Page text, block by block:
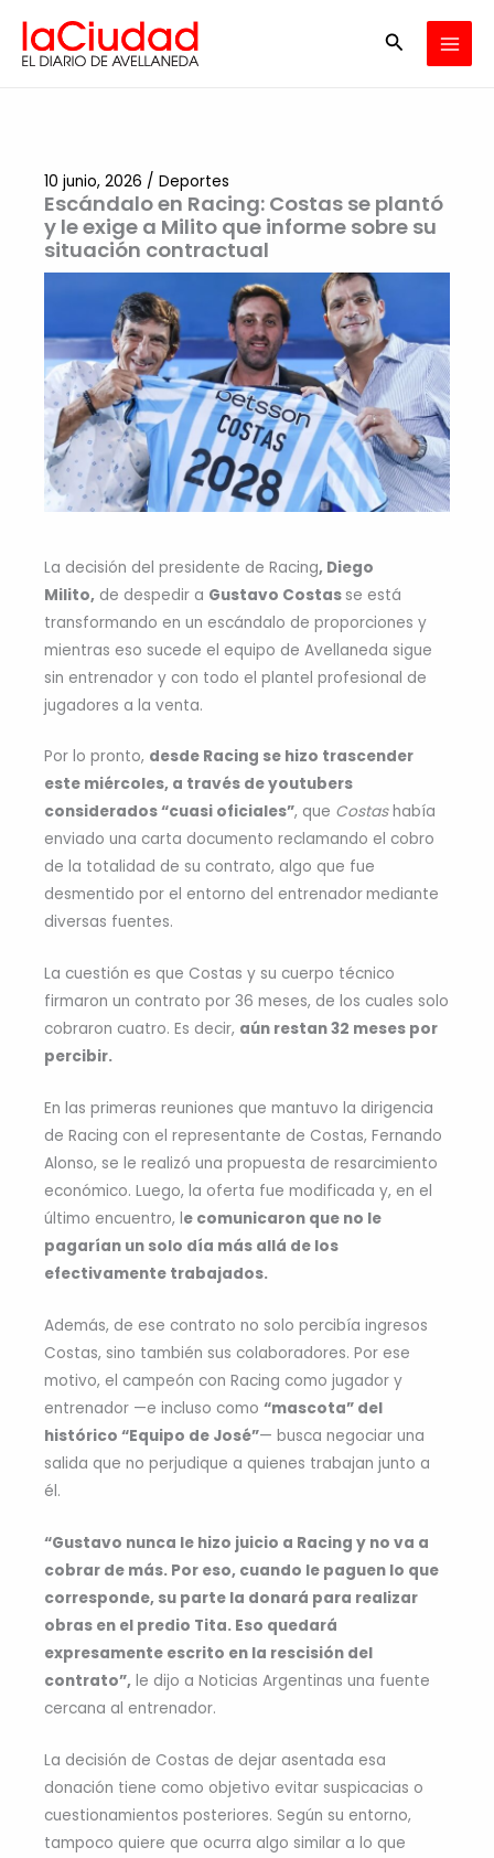
contenido
Buscar
Escándalo en Racing: Costas se plantó
y le exige a Milito que informe sobre su
situación contractual
10 junio, 2026 / Deportes
La decisión del presidente de Racing, Diego
Milito, de despedir a Gustavo Costas se está
transformando en un escándalo de proporciones y
mientras eso sucede el equipo de Avellaneda sigue
sin entrenador y con todo el plantel profesional de
jugadores a la venta.
Por lo pronto, desde Racing se hizo trascender
este miércoles, a través de youtubers
considerados “cuasi oficiales”, que Costashabía
enviado una carta documento reclamando el cobro
de la totalidad de su contrato, algo que fue
desmentido por el entorno del entrenadormediante
diversas fuentes.
La cuestión es que Costas y su cuerpo técnico
firmaron un contrato por 36 meses, de los cuales solo
cobraron cuatro. Es decir, aún restan 32 meses por
percibir.
En las primeras reuniones que mantuvo la dirigencia
de Racing con el representante de Costas, Fernando
Alonso, se le realizó una propuesta de resarcimiento
económico. Luego, la oferta fue modificada y, en el
último encuentro, le comunicaron que no le
pagarían un solo día más allá de los
efectivamente trabajados.
Además, de ese contrato no solo percibía ingresos
Costas, sino también sus colaboradores. Por ese
motivo, el campeón con Racing como jugador y
entrenador —e incluso como “mascota” del
histórico “Equipo de José”— busca negociar una
salida que no perjudique a quienes trabajan junto a
él.
“Gustavo nunca le hizo juicio a Racing y no va a
cobrar de más. Por eso, cuando le paguen lo que
corresponde, su parte la donará para realizar
obras en el predio Tita. Eso quedará
expresamente escrito en la rescisión del
contrato”, le dijo a Noticias Argentinas una fuente
cercana al entrenador.
La decisión de Costas de dejar asentada esa
donación tiene como objetivo evitar suspicacias o
cuestionamientos posteriores. Según su entorno,
tampoco quiere que ocurra algo similar a lo que